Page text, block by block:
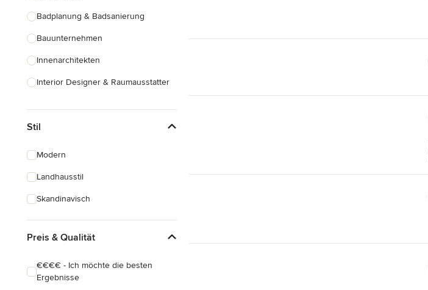
Badplanung & Badsanierung
Bauunternehmen
Innenarchitekten
Interior Designer & Raumausstatter
Landschaftsarchitekten
Alle anzeigen
Stil
Modern
Landhausstil
Skandinavisch
Preis & Qualität
€€€€ - Ich möchte die besten
Ergebnisse